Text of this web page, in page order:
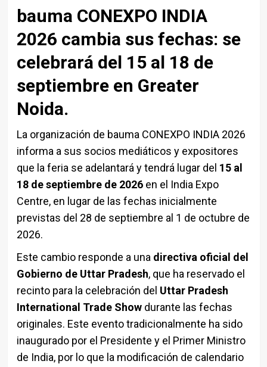
bauma CONEXPO INDIA
2026 cambia sus fechas: se
celebrará del 15 al 18 de
septiembre en Greater
Noida.
La organización de bauma CONEXPO INDIA 2026
informa a sus socios mediáticos y expositores
que la feria se adelantará y tendrá lugar del 15 al
18 de septiembre de 2026en el India Expo
Centre, en lugar de las fechas inicialmente
previstas del 28 de septiembre al 1 de octubre de
2026.
Este cambio responde a una directiva oficial del
Gobierno de Uttar Pradesh, que ha reservado el
recinto para la celebración del Uttar Pradesh
International Trade Showdurante las fechas
originales. Este evento tradicionalmente ha sido
inaugurado por el Presidente y el Primer Ministro
de India, por lo que la modificación de calendario